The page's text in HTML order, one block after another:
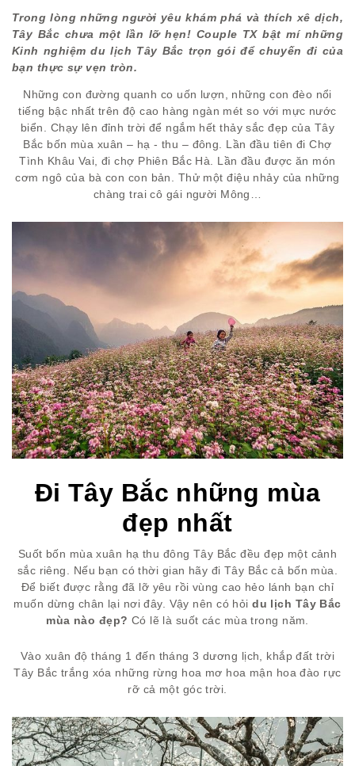
Trong lòng những người yêu khám phá và thích xê dịch,
Tây Bắc chưa một lần lỡ hẹn! Couple TX bật mí những
Kinh nghiệm du lịch Tây Bắc trọn gói để chuyến đi của
bạn thực sự vẹn tròn.
Những con đường quanh co uốn lượn, những con đèo nổi
tiếng bậc nhất trên độ cao hàng ngàn mét so với mực nước
biển. Chạy lên đỉnh trời để ngắm hết thảy sắc đẹp của Tây
Bắc bốn mùa xuân – hạ - thu – đông. Lần đầu tiên đi Chợ
Tình Khâu Vai, đi chợ Phiên Bắc Hà. Lần đầu được ăn món
cơm ngô của bà con con bản. Thử một điệu nhảy của những
chàng trai cô gái người Mông…
Đi Tây Bắc những mùa
đẹp nhất
Suốt bốn mùa xuân hạ thu đông Tây Bắc đều đẹp một cảnh
sắc riêng. Nếu bạn có thời gian hãy đi Tây Bắc cả bốn mùa.
Để biết được rằng đã lỡ yêu rồi vùng cao hẻo lánh bạn chỉ
muốn dừng chân lại nơi đây. Vậy nên có hỏidu lịch Tây Bắc
mùa nào đẹp? Có lẽ là suốt các mùa trong năm.
Vào xuân độ tháng 1 đến tháng 3 dương lịch, khắp đất trời
Tây Bắc trắng xóa những rừng hoa mơ hoa mận hoa đào rực
rỡ cả một góc trời.